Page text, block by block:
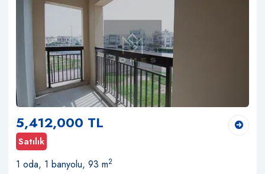
5,412,000 TL
Satılık
1 oda, 1 banyolu, 93 m2